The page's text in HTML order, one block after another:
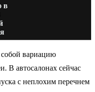
в
собой вариацию
В автосалонах сейчас
с неплохим перечнем